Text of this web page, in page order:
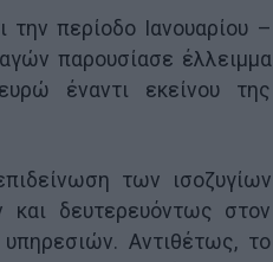
την περίοδο Ιανουαρίου –
παρουσίασε έλλειμμα
έναντι εκείνου της
των ισοζυγίων
δευτερευόντως στον
Αντιθέτως, το